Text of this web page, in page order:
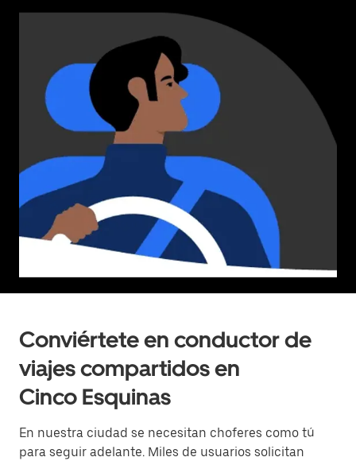
Conviértete en conductor de
viajes compartidos en
Cinco Esquinas
En nuestra ciudad se necesitan choferes como tú
para seguir adelante. Miles de usuarios solicitan